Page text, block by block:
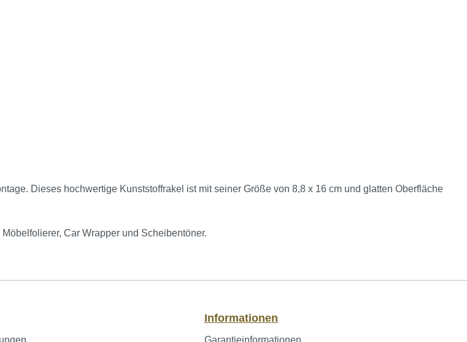
Dieses hochwertige Kunststoffrakel ist mit seiner Größe von 8,8 x 16 cm und glatten Oberfläche
Car Wrapper und Scheibentöner.
Informationen
Garantieinformationen